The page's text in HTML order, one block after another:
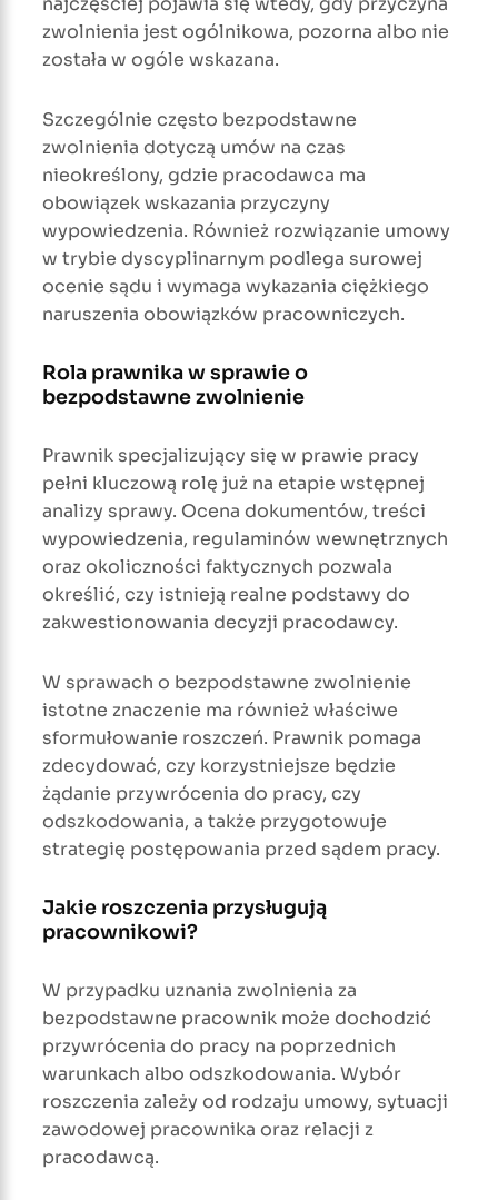
zwolnienia jest ogólnikowa, pozorna albo nie
została w ogóle wskazana.
Szczególnie często bezpodstawne
zwolnienia dotyczą umów na czas
nieokreślony, gdzie pracodawca ma
obowiązek wskazania przyczyny
wypowiedzenia. Również rozwiązanie umowy
w trybie dyscyplinarnym podlega surowej
ocenie sądu i wymaga wykazania ciężkiego
naruszenia obowiązków pracowniczych.
Rola prawnika w sprawie o
bezpodstawne zwolnienie
Prawnik specjalizujący się w prawie pracy
pełni kluczową rolę już na etapie wstępnej
analizy sprawy. Ocena dokumentów, treści
wypowiedzenia, regulaminów wewnętrznych
oraz okoliczności faktycznych pozwala
określić, czy istnieją realne podstawy do
zakwestionowania decyzji pracodawcy.
W sprawach o bezpodstawne zwolnienie
istotne znaczenie ma również właściwe
sformułowanie roszczeń. Prawnik pomaga
zdecydować, czy korzystniejsze będzie
żądanie przywrócenia do pracy, czy
odszkodowania, a także przygotowuje
strategię postępowania przed sądem pracy.
Jakie roszczenia przysługują
pracownikowi?
W przypadku uznania zwolnienia za
bezpodstawne pracownik może dochodzić
przywrócenia do pracy na poprzednich
warunkach albo odszkodowania. Wybór
roszczenia zależy od rodzaju umowy, sytuacji
zawodowej pracownika oraz relacji z
pracodawcą.